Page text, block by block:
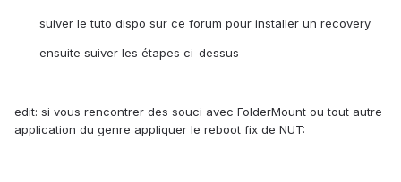
suiver le tuto dispo sur ce forum pour installer un recovery
ensuite suiver les étapes ci-dessus
edit: si vous rencontrer des souci avec FolderMount ou tout autre
application du genre appliquer le reboot fix de NUT: